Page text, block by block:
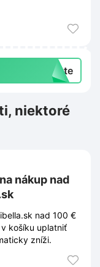
exte
niektoré
nákup nad
nad 100 €
košíku uplatniť
zníži.